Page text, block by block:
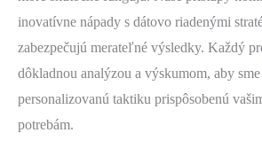
inovatívne nápady s dátovo riadenými
zabezpečujú merateľné výsledky. Každý
dôkladnou analýzou a výskumom, aby
personalizovanú taktiku prispôsobenú
potrebám.